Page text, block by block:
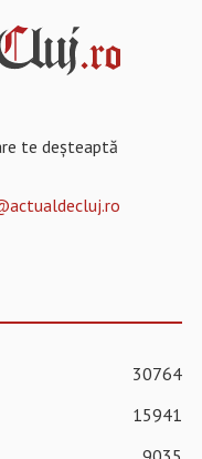
te deșteaptă
30764
15941